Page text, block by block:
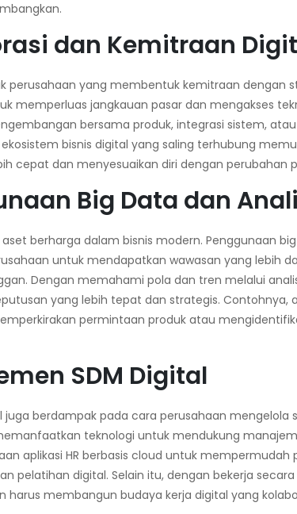
dan Kemitraan
perusahaan yang membentuk kemitraan dengan
memperluas jangkauan pasar dan mengakses
bersama produk, integrasi sistem,
ekosistem bisnis digital yang saling terhubung
cepat dan menyesuaikan diri dengan perubahan
Big Data dan
berharga dalam bisnis modern. Penggunaan
untuk mendapatkan wawasan yang lebih
Dengan memahami pola dan tren melalui
yang lebih tepat dan strategis. Contohnya,
permintaan produk atau
SDM Digital
juga berdampak pada cara perusahaan mengelola
teknologi untuk mendukung
aplikasi HR berbasis cloud untuk mempermudah
pelatihan digital. Selain itu, dengan bekerja
harus membangun budaya kerja digital yang